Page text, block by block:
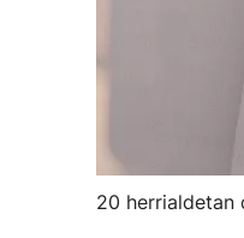
20 herrialdetan